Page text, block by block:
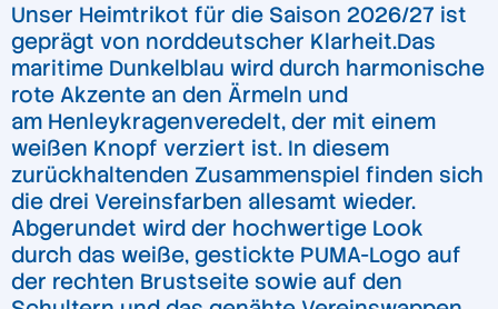
Unser Heimtrikot für die Saison 2026/27 ist
geprägt von norddeutscher Klarheit.Das
maritime Dunkelblau wird durch harmonische
rote Akzente an den Ärmeln und
am Henleykragenveredelt, der mit einem
weißen Knopf verziert ist. In diesem
zurückhaltenden Zusammenspiel finden sich
die drei Vereinsfarben allesamt wieder.
Abgerundet wird der hochwertige Look
durch das weiße, gestickte PUMA-Logo auf
der rechten Brustseite sowie auf den